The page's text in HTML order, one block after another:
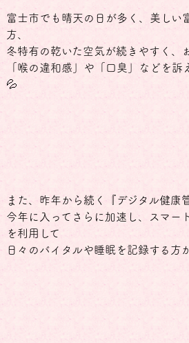
富士市でも晴天の日が多く、美しい
方、
冬特有の乾いた空気が続きやすく、
「喉の違和感」や「口臭」などを訴
💦
また、昨年から続く『デジタル健康
今年に入ってさらに加速し、スマー
を利用して
日々のバイタルや睡眠を記録する方